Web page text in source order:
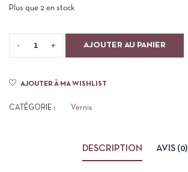
Plus que 2 en stock
AJOUTER AU PANIER
AJOUTER À MA WISHLIST
CATÉGORIE : Vernis
DESCRIPTION AVIS (0)